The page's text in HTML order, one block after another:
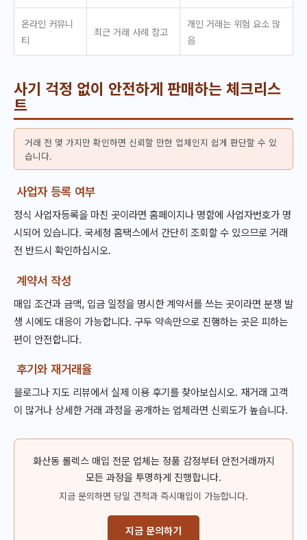
온라인 커뮤니
티
최근 거래 사례 참고
개인 거래는 위험 요소 많
음
사기 걱정 없이 안전하게 판매하는 체크리스
트
거래 전 몇 가지만 확인하면 신뢰할 만한 업체인지 쉽게 판단할 수 있
습니다.
사업자 등록 여부
정식 사업자등록을 마친 곳이라면 홈페이지나 명함에 사업자번호가 명
시되어 있습니다. 국세청 홈택스에서 간단히 조회할 수 있으므로 거래
전 반드시 확인하십시오.
계약서 작성
매입 조건과 금액, 입금 일정을 명시한 계약서를 쓰는 곳이라면 분쟁 발
생 시에도 대응이 가능합니다. 구두 약속만으로 진행하는 곳은 피하는
편이 안전합니다.
후기와 재거래율
블로그나 지도 리뷰에서 실제 이용 후기를 찾아보십시오. 재거래 고객
이 많거나 상세한 거래 과정을 공개하는 업체라면 신뢰도가 높습니다.
화산동 롤렉스 매입 전문 업체는 정품 감정부터 안전거래까지
모든 과정을 투명하게 진행합니다.
지금 문의하면 당일 견적과 즉시매입이 가능합니다.
지금 문의하기